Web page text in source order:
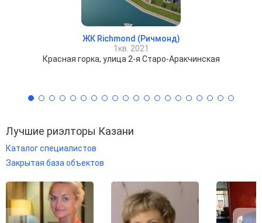
ЖК Richmond (Ричмонд)
1кв. 2021
Красная горка, улица 2-я Старо-Аракчинская
Лучшие риэлторы Казани
Каталог специалистов
Закрытая база объектов